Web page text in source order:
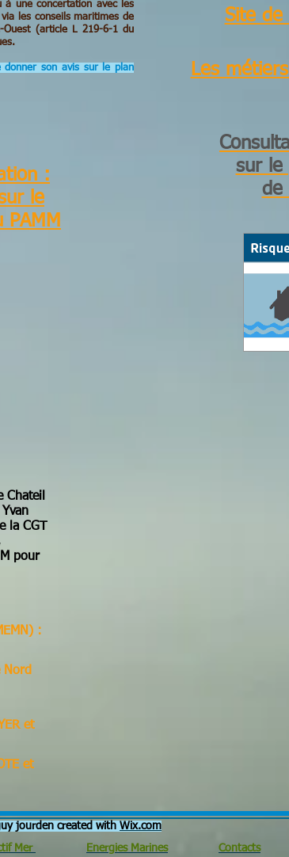
à une concertation avec les
les conseils maritimes de
Ouest (article L 219-6-1 du
donner son avis sur le plan
:
le
Chateil
la CGT
pour
:
Nord
et
et
Site de
Les
sur le
de
jourden created with Wix.com
Mer Energies Marines Contacts